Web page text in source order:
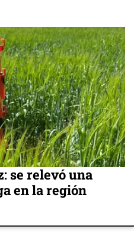
se relevó una
en la región